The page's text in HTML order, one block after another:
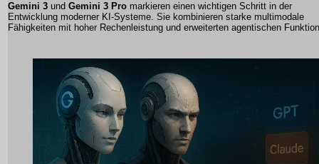
Gemini 3 und Gemini 3 Pro markieren einen wichtigen Schritt in der
Entwicklung moderner KI-Systeme. Sie kombinieren starke multimodale
Fähigkeiten mit hoher Rechenleistung und erweiterten agentischen